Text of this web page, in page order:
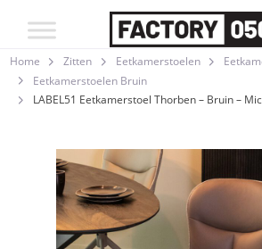
Home Zitten Eetkamerstoelen
Eetkamerstoelen Bruin
LABEL51 Eetkamerstoel Thorben – Bruin –